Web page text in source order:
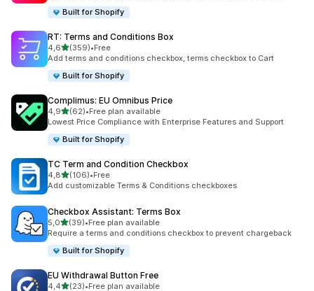
Built for Shopify
RT: Terms and Conditions Box
4,65 yıldız üzerinden
(359)
toplam 359 değerlendirme
•Free
Add terms and conditions checkbox, terms checkbox to Cart
Built for Shopify
Complimus: EU Omnibus Price
4,95 yıldız üzerinden
(62)
toplam 62 değerlendirme
•Free plan available
Lowest Price Compliance with Enterprise Features and Support
Built for Shopify
TC Term and Condition Checkbox
4,85 yıldız üzerinden
(106)
toplam 106 değerlendirme
•Free
Add customizable Terms & Conditions checkboxes
Checkbox Assistant: Terms Box
5,05 yıldız üzerinden
(39)
toplam 39 değerlendirme
•Free plan available
Require a terms and conditions checkbox to prevent chargeback
Built for Shopify
EU Withdrawal Button Free
4,45 yıldız üzerinden
(23)•Free plan available